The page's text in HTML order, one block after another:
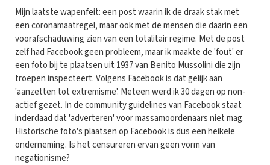
Mijn laatste wapenfeit: een post waarin ik de draak stak met
een coronamaatregel, maar ook met de mensen die daarin een
voorafschaduwing zien van een totalitair regime. Met de post
zelf had Facebook geen probleem, maar ik maakte de 'fout' er
een foto bij te plaatsen uit 1937 van Benito Mussolini die zijn
troepen inspecteert. Volgens Facebook is dat gelijk aan
'aanzetten tot extremisme'. Meteen werd ik 30 dagen op non-
actief gezet. In de community guidelines van Facebook staat
inderdaad dat 'adverteren' voor massamoordenaars niet mag.
Historische foto's plaatsen op Facebook is dus een heikele
onderneming. Is het censureren ervan geen vorm van
negationisme?